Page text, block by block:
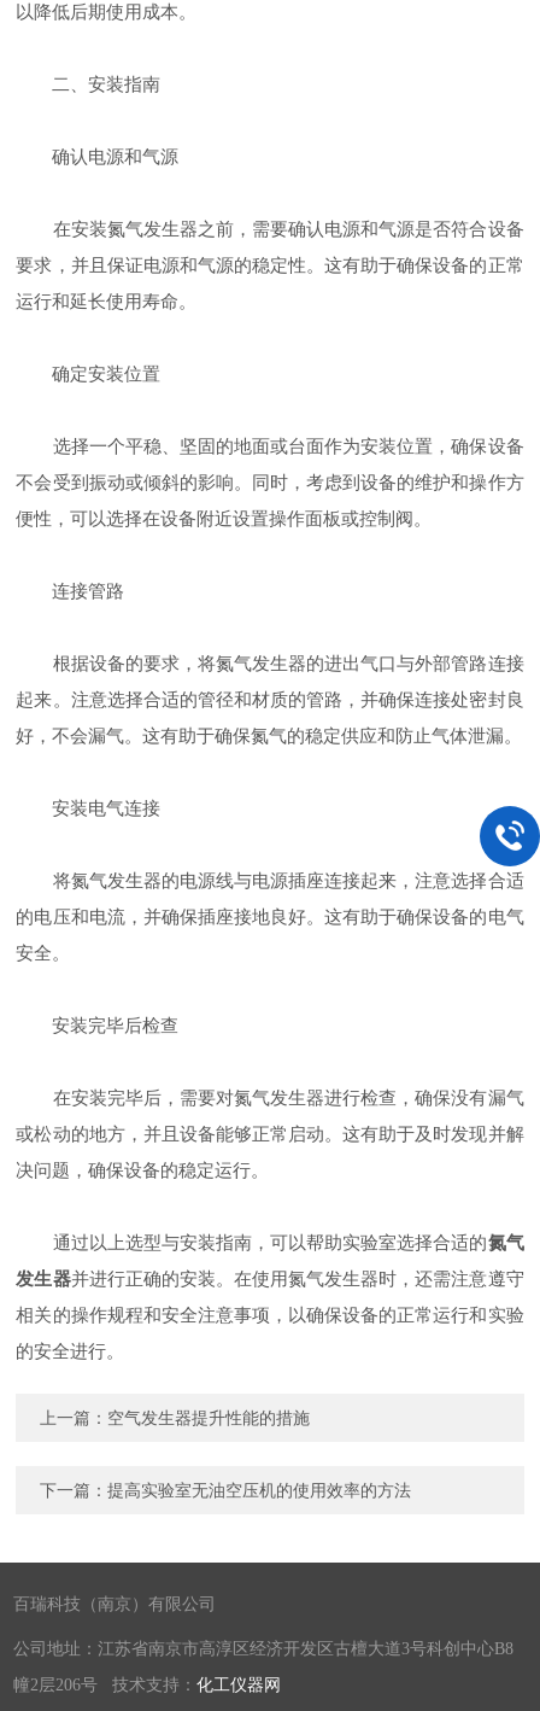
以降低后期使用成本。
二、安装指南
确认电源和气源
在安装氮气发生器之前，需要确认电源和气源是否符合设备
要求，并且保证电源和气源的稳定性。这有助于确保设备的正常
运行和延长使用寿命。
确定安装位置
选择一个平稳、坚固的地面或台面作为安装位置，确保设备
不会受到振动或倾斜的影响。同时，考虑到设备的维护和操作方
便性，可以选择在设备附近设置操作面板或控制阀。
连接管路
根据设备的要求，将氮气发生器的进出气口与外部管路连接
起来。注意选择合适的管径和材质的管路，并确保连接处密封良
好，不会漏气。这有助于确保氮气的稳定供应和防止气体泄漏。
安装电气连接
将氮气发生器的电源线与电源插座连接起来，注意选择合适
的电压和电流，并确保插座接地良好。这有助于确保设备的电气
安全。
安装完毕后检查
在安装完毕后，需要对氮气发生器进行检查，确保没有漏气
或松动的地方，并且设备能够正常启动。这有助于及时发现并解
决问题，确保设备的稳定运行。
通过以上选型与安装指南，可以帮助实验室选择合适的氮气
发生器并进行正确的安装。在使用氮气发生器时，还需注意遵守
相关的操作规程和安全注意事项，以确保设备的正常运行和实验
的安全进行。
上一篇： 空气发生器提升性能的措施
下一篇：提高实验室无油空压机的使用效率的方法
百瑞科技（南京）有限公司
公司地址：江苏省南京市高淳区经济开发区古檀大道3号科创中心B8
幢2层206号 技术支持：化工仪器网